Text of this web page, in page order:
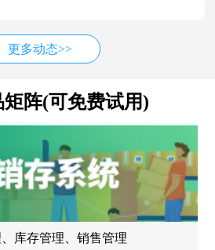
更多动态>>
阵(可免费试用)
库存管理、销售管理